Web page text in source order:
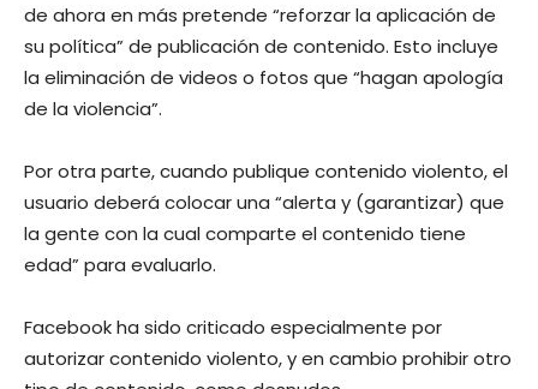
de ahora en más pretende “reforzar la aplicación de
su política” de publicación de contenido. Esto incluye
la eliminación de videos o fotos que “hagan apología
de la violencia”.
Por otra parte, cuando publique contenido violento, el
usuario deberá colocar una “alerta y (garantizar) que
la gente con la cual comparte el contenido tiene
edad” para evaluarlo.
Facebook ha sido criticado especialmente por
autorizar contenido violento, y en cambio prohibir otro